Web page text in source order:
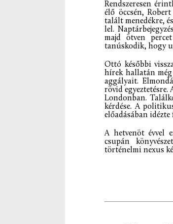
Rendszeresen
élő öccsén,
talált menedékre,
lel.
majd ötven
tanúskodik, hogy
Ottó későbbi
hírek hallatán még
aggályait.
rövid
Londonban.
kérdése. A
előadásában idézte
A hetvenöt évvel
csupán
történelmi nexus